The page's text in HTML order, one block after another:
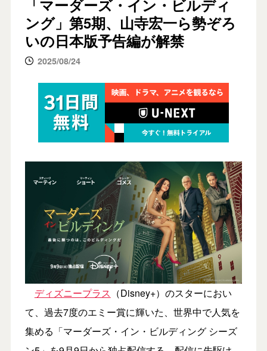
「マーダーズ・イン・ビルディ
ング」第5期、山寺宏一ら勢ぞろ
いの日本版予告編が解禁
2025/08/24
ディズニープラス （Disney+）のスターにおい
て、過去7度のエミー賞に輝いた、世界中で人気を
集める「マーダーズ・イン・ビルディング シーズ